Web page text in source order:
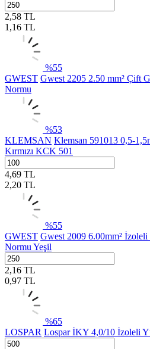
2,58 TL
1,16 TL
%55
GWEST Gwest 2205 2.50 mm² Çift
Normu
%53
KLEMSAN Klemsan 591013 0,5-
Kırmızı KCK 501
4,69 TL
2,20 TL
%55
GWEST Gwest 2009 6.00mm²
Normu Yeşil
2,16 TL
0,97 TL
%65
LOSPAR Lospar İKY 4,0/10 İzoleli